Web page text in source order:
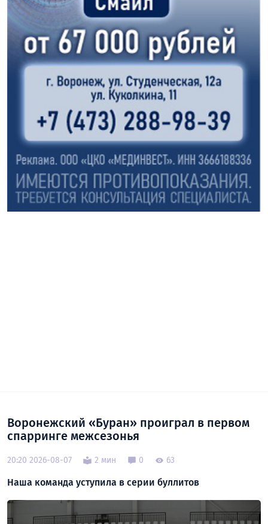
Воронежский «Буран» проиграл в первом
спарринге межсезонья
20:20 2026-08-07 2 мин 0 63
Наша команда уступила в серии буллитов